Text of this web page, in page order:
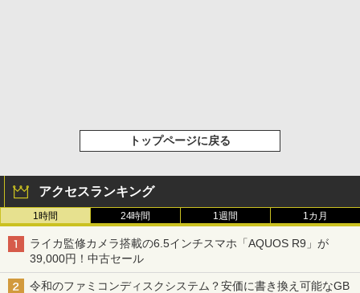
トップページに戻る
アクセスランキング
1時間 24時間 1週間 1カ月
ライカ監修カメラ搭載の6.5インチスマホ「AQUOS R9」が
39,000円！中古セール
令和のファミコンディスクシステム？安価に書き換え可能なGB